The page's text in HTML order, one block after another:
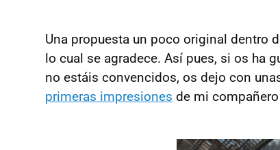
Una propuesta un poco original dentro
lo cual se agradece. Así pues, si os ha
no estáis convencidos, os dejo con
primeras impresiones de mi compañero